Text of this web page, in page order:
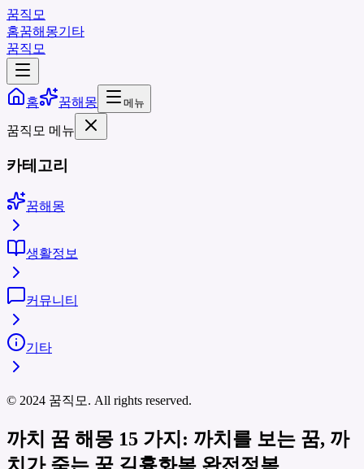
꿈직모
홈꿈해몽기타
꿈직모
홈 꿈해몽 메뉴
꿈직모 메뉴
카테고리
꿈해몽
생활정보
커뮤니티
기타
© 2024 꿈직모. All rights reserved.
까치 꿈 해몽 15 가지: 까치를 보는 꿈, 까